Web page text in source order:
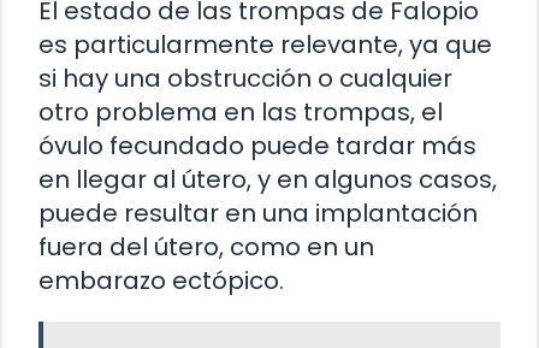
El estado de las trompas de Falopio
es particularmente relevante, ya que
si hay una obstrucción o cualquier
otro problema en las trompas, el
óvulo fecundado puede tardar más
en llegar al útero, y en algunos casos,
puede resultar en una implantación
fuera del útero, como en un
embarazo ectópico.